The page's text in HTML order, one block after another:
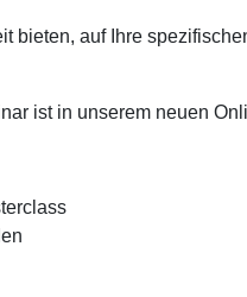
bieten, auf Ihre
ist in unserem neuen